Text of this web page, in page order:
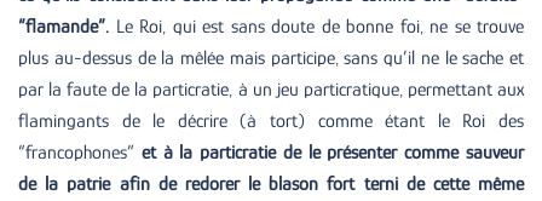
“flamande”. Le Roi, qui est sans doute de bonne foi, ne se trouve
plus au-dessus de la mêlée mais participe, sans qu’il ne le sache et
par la faute de la particratie, à un jeu particratique, permettant aux
flamingants de le décrire (à tort) comme étant le Roi des
“francophones” et à la particratie de le présenter comme sauveur
de la patrie afin de redorer le blason fort terni de cette même